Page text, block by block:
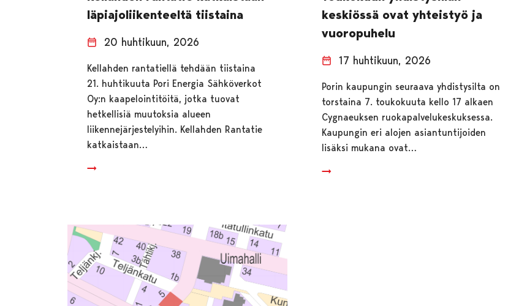
läpiajoliikenteeltä tiistaina
20 huhtikuun, 2026
Kellahden rantatiellä tehdään tiistaina
21. huhtikuuta Pori Energia Sähköverkot
Oy:n kaapelointitöitä, jotka tuovat
hetkellisiä muutoksia alueen
liikennejärjestelyihin. Kellahden Rantatie
katkaistaan…
keskiössä ovat yhteistyö ja
vuoropuhelu
17 huhtikuun, 2026
Porin kaupungin seuraava yhdistysilta on
torstaina 7. toukokuuta kello 17 alkaen
Cygnaeuksen ruokapalvelukeskuksessa.
Kaupungin eri alojen asiantuntijoiden
lisäksi mukana ovat…